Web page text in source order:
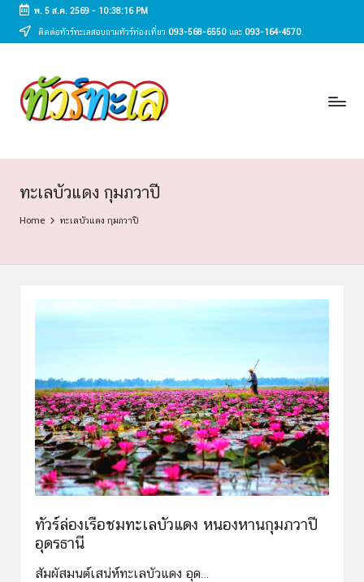
Skip
content
พ. 5 ส.ค. 2569- 10:38:17 PM
ติดต่อทัวร์ทะเลสอบถามทัวร์ท่องเที่ยว 093-568-6550และ 093-164-4570.
ทั
ว
ท
ะ
เ
ทัวร์
ทะเล
ราคา
แพ็ก
จ
ทะเล
ไทย
ทะเลบัวแดง กุมภวาปี
Home ทะเลบัวแดง กุมภวาปี
ทัวร์ล่องเรือชมทะเลบัวแดง หนองหานกุมภวาปี
อุดรธานี
สัมผัสมนต์เสน่ห์ทะเลบัวแดง อุด…